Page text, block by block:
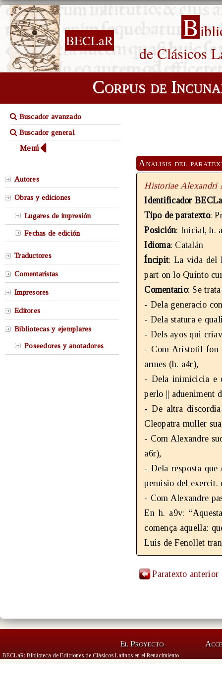
BECLaR B
de Clásicos
Corpus de
Buscador avanzado
Buscador general
Menú
Autores
Obras y ediciones
Lugares de impresión
Fechas de edición
Traductores
Comentaristas
Impresores
Editores
Bibliotecas y ejemplares
Poseedores y anotadores
Análisis del
Historiae Alexandri
Identificador
Tipo de paratexto:
Posición: Inicial, h.
Idioma: Catalán
Íncipit: La vida del
part on lo Quinto
Comentario: Se
- Dela generacio
- Dela statura e
- Dels ayos qui
- Com Aristotil fon
armes (h. a4r),
- Dela inimicicia e
perlo || adueniment
- De altra
Cleopatra muller
- Com Alexandre
a6r),
- Dela resposta que
peruisio del exercit.
- Com Alexandre
En h. a9v:
comença aquella:
Luis de Fenollet
Paratexto anterior
El Proyecto
BECLaR: Biblioteca de Ediciones de Clásicos Latinos en el Renacimiento